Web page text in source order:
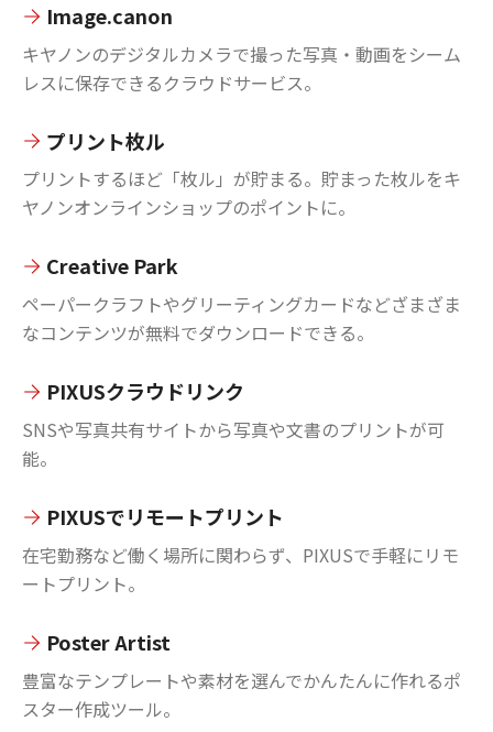
Image.canon
キヤノンのデジタルカメラで撮った写真・動画をシーム
レスに保存できるクラウドサービス。
プリント枚ル
プリントするほど「枚ル」が貯まる。貯まった枚ルをキ
ヤノンオンラインショップのポイントに。
Creative Park
ペーパークラフトやグリーティングカードなどざまざま
なコンテンツが無料でダウンロードできる。
PIXUSクラウドリンク
SNSや写真共有サイトから写真や文書のプリントが可
能。
PIXUSでリモートプリント
在宅勤務など働く場所に関わらず、PIXUSで手軽にリモ
ートプリント。
Poster Artist
豊富なテンプレートや素材を選んでかんたんに作れるポ
スター作成ツール。